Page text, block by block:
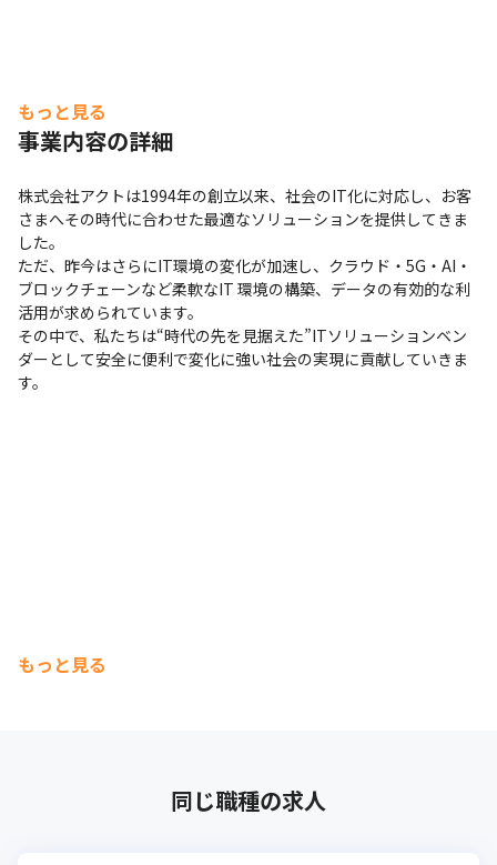
もっと見る
事業内容の詳細
株式会社アクトは1994年の創立以来、社会のIT化に対応し、お客
さまへその時代に合わせた最適なソリューションを提供してきま
した。
ただ、昨今はさらにIT環境の変化が加速し、クラウド・5G・AI・
ブロックチェーンなど柔軟なIT 環境の構築、データの有効的な利
活用が求められています。
その中で、私たちは“時代の先を見据えた”ITソリューションベン
ダーとして安全に便利で変化に強い社会の実現に貢献していきま
す。
もっと見る
同じ職種の求人